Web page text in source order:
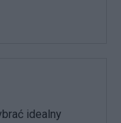
idealny